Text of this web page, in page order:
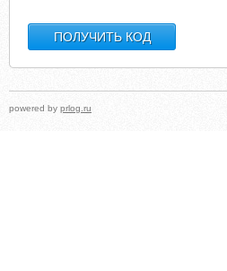
powered by prlog.ru